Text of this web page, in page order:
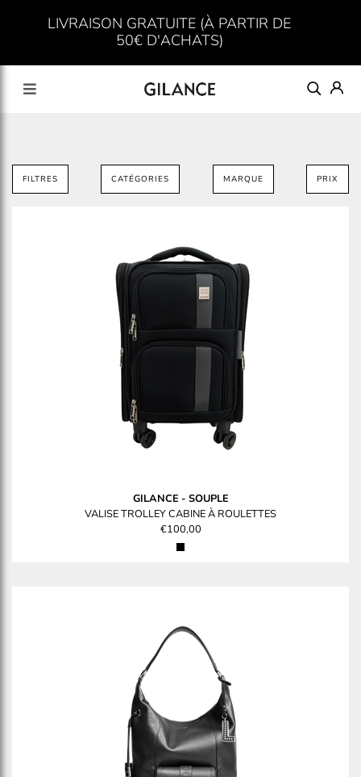
LIVRAISON GRATUITE (À PARTIR DE
50€ D'ACHATS)
FILTRES CATÉGORIES MARQUE PRIX
GILANCE - SOUPLE
VALISE TROLLEY CABINE À ROULETTES
€100,00